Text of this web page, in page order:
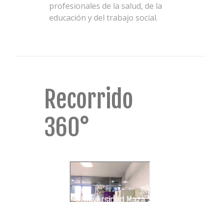
profesionales de la salud, de la
educación y del trabajo social.
Recorrido
360°